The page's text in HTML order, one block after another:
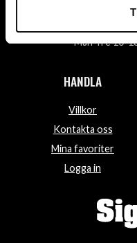
Stora
Mån-fre 10-
HANDLA
Villkor
Kontakta oss
Mina favoriter
Logga in